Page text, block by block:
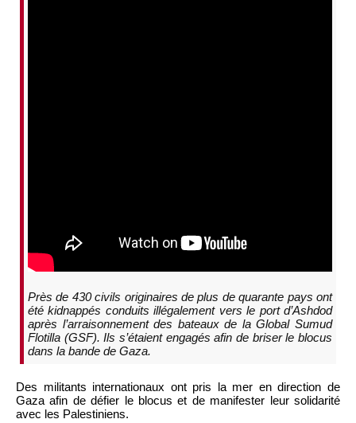
Près de 430 civils originaires de plus de quarante pays ont
été kidnappés conduits illégalement vers le port d’Ashdod
après l’arraisonnement des bateaux de la Global Sumud
Flotilla (GSF). Ils s’étaient engagés afin de briser le blocus
dans la bande de Gaza.
Des militants internationaux ont pris la mer en direction de
Gaza afin de défier le blocus et de manifester leur solidarité
avec les Palestiniens.